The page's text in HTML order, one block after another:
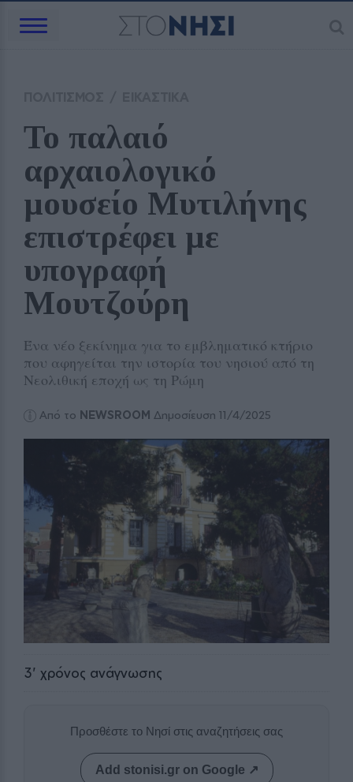
Το παλαιό
αρχαιολογικό
μουσείο Μυτιλήνης
επιστρέφει με
υπογραφή
Μουτζούρη
Ένα νέο ξεκίνημα για το εμβληματικό κτήριο
που αφηγείται την ιστορία του νησιού από τη
Νεολιθική εποχή ως τη Ρώμη
Από το NEWSROOM Δημοσίευση 11/4/2025
3' χρόνος ανάγνωσης
Προσθέστε το Νησί στις αναζητήσεις σας
Add stonisi.gr on Google ↗